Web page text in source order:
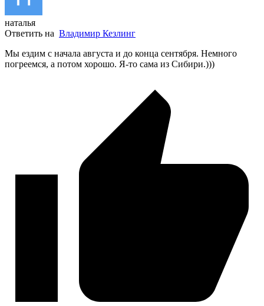
наталья
Ответить на Владимир Кезлинг
Мы ездим с начала августа и до конца сентября. Немного
погреемся, а потом хорошо. Я-то сама из Сибири.)))